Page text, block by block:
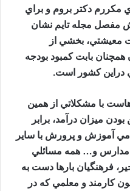
مكررم دكتر بروم و براي
مفصل مجله تايم نشان
معيشتي، بخشي از
بابت كمبود بودجه
دراين كشور است.
با مشكلاتي از همين
ميزان درآمد، برابر
آموزش و پرورش با ساير
مدارس و… همه مسائلي
فرهنگيان بارها دست به
كارمند و معلمي كه در